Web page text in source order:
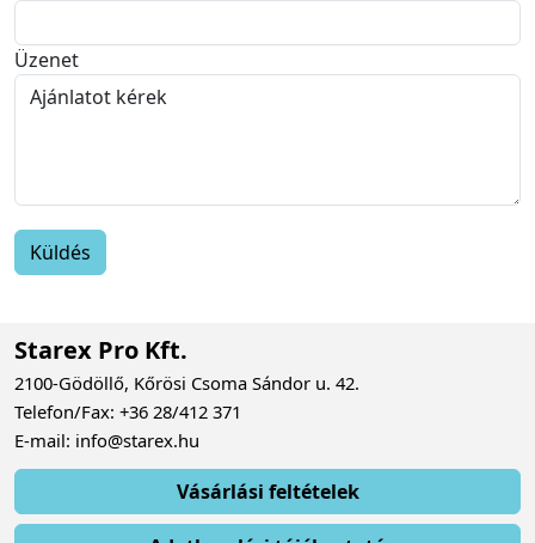
Üzenet
Starex Pro Kft.
2100-Gödöllő, Kőrösi Csoma Sándor u. 42.
Telefon/Fax: +36 28/412 371
E-mail: info@starex.hu
Vásárlási feltételek